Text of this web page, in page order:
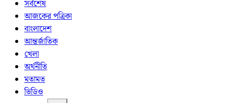
সর্বশেষ
আজকের পত্রিকা
বাংলাদেশ
আন্তর্জাতিক
খেলা
অর্থনীতি
মতামত
ভিডিও